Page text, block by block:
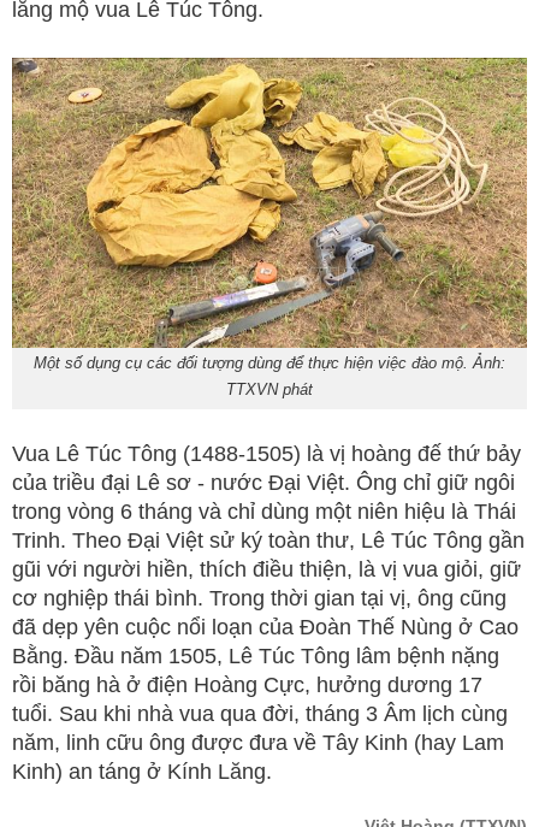
lăng mộ vua Lê Túc Tông.
Một số dụng cụ các đối tượng dùng để thực hiện việc đào mộ. Ảnh:
TTXVN phát
Vua Lê Túc Tông (1488-1505) là vị hoàng đế thứ bảy
của triều đại Lê sơ - nước Đại Việt. Ông chỉ giữ ngôi
trong vòng 6 tháng và chỉ dùng một niên hiệu là Thái
Trinh. Theo Đại Việt sử ký toàn thư, Lê Túc Tông gần
gũi với người hiền, thích điều thiện, là vị vua giỏi, giữ
cơ nghiệp thái bình. Trong thời gian tại vị, ông cũng
đã dẹp yên cuộc nổi loạn của Đoàn Thế Nùng ở Cao
Bằng. Đầu năm 1505, Lê Túc Tông lâm bệnh nặng
rồi băng hà ở điện Hoàng Cực, hưởng dương 17
tuổi. Sau khi nhà vua qua đời, tháng 3 Âm lịch cùng
năm, linh cữu ông được đưa về Tây Kinh (hay Lam
Kinh) an táng ở Kính Lăng.